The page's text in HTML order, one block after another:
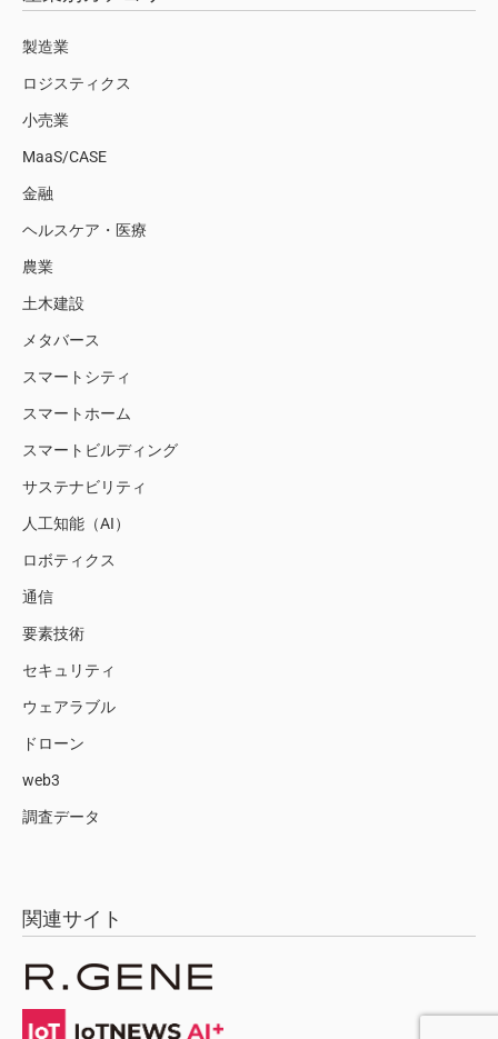
製造業
ロジスティクス
小売業
MaaS/CASE
金融
ヘルスケア・医療
農業
土木建設
メタバース
スマートシティ
スマートホーム
スマートビルディング
サステナビリティ
人工知能（AI）
ロボティクス
通信
要素技術
セキュリティ
ウェアラブル
ドローン
web3
調査データ
関連サイト